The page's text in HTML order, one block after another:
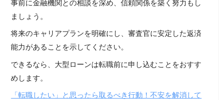
事前に金融機関との相談を深め、信頼関係を築く努力もし
ましょう。
将来のキャリアプランを明確にし、審査官に安定した返済
能力があることを示してください。
できるなら、大型ローンは転職前に申し込むことをおすす
めします。
「転職したい」と思ったら取るべき行動！不安を解消して